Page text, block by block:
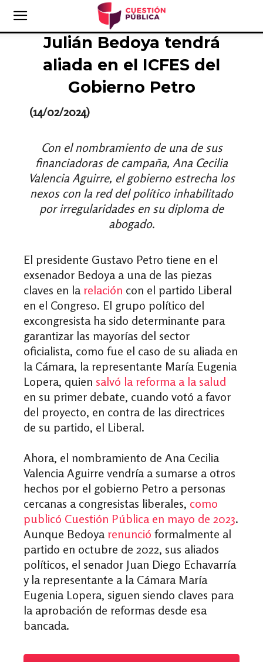
Julián Bedoya tendrá
aliada en el ICFES del
Gobierno Petro
(14/02/2024)
Con el nombramiento de una de sus
financiadoras de campaña, Ana Cecilia
Valencia Aguirre, el gobierno estrecha los
nexos con la red del político inhabilitado
por irregularidades en su diploma de
abogado.
El presidente Gustavo Petro tiene en el
exsenador Bedoya a una de las piezas
claves en la relación con el partido Liberal
en el Congreso. El grupo político del
excongresista ha sido determinante para
garantizar las mayorías del sector
oficialista, como fue el caso de su aliada en
la Cámara, la representante María Eugenia
Lopera, quien salvó la reforma a la salud
en su primer debate, cuando votó a favor
del proyecto, en contra de las directrices
de su partido, el Liberal.
Ahora, el nombramiento de Ana Cecilia
Valencia Aguirre vendría a sumarse a otros
hechos por el gobierno Petro a personas
cercanas a congresistas liberales, como
publicó Cuestión Pública en mayo de 2023.
Aunque Bedoya renunció formalmente al
partido en octubre de 2022, sus aliados
políticos, el senador Juan Diego Echavarría
y la representante a la Cámara María
Eugenia Lopera, siguen siendo claves para
la aprobación de reformas desde esa
bancada.